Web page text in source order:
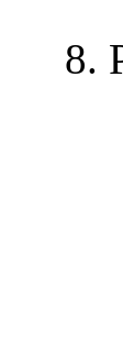
8.